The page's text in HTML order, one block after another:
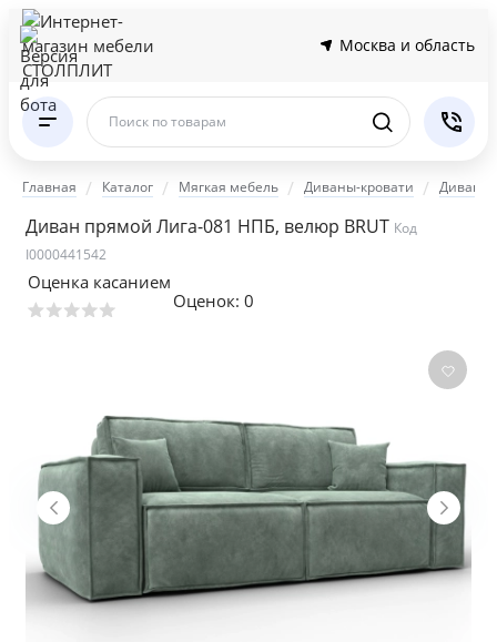
Москва и область
Поиск по товарам
Главная Каталог Мягкая мебель Диваны-кровати Диваны
Диван прямой Лига-081 НПБ, велюр BRUT Код
I0000441542
Оценка касанием
Оценок: 0